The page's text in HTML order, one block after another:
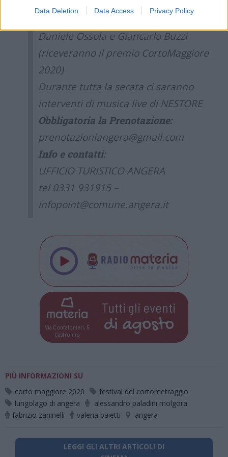
Data Deletion Data Access Privacy Policy
Ospiti d’onore:
Daniele Ossola e Giancarlo Buzzi
(riceveranno il premio CortoMaggiore
2020)
Durante tutta la serata ci saranno
interventi di musica live di NESTORE
Obbligatoria la Prenotazione:
prenotazioniangera@gmail.com
Info e contatti:
UFFICIO TURISTICO ANGERA
tel 0331 931915–
infopoint@comune.angera.it
Via Confalonieri, 5
Castronno
Tutti gli eventi
di agosto
PIÙ INFORMAZIONI SU
corto maggiore 2020
festival del cortometraggio
lungolago di angera
alessandro paladini molgora
fabrizio zaninelli
valeria baietti angera
LEGGI GLI ALTRI ARTICOLI DI